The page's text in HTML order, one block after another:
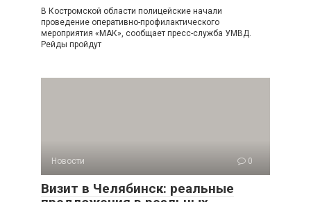
В Костромской области полицейские начали
проведение оперативно-профилактического
мероприятия «МАК», сообщает пресс-служба УМВД.
Рейды пройдут
Новости 0
Визит в Челябинск: реальные